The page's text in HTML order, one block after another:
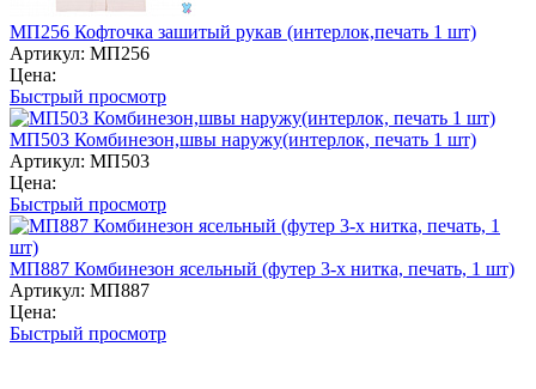
МП256 Кофточка зашитый рукав (интерлок,печать 1 шт)
Артикул: МП256
Цена:
Быстрый просмотр
МП503 Комбинезон,швы наружу(интерлок, печать 1 шт)
Артикул: МП503
Цена:
Быстрый просмотр
МП887 Комбинезон ясельный (футер 3-х нитка, печать, 1 шт)
Артикул: МП887
Цена:
Быстрый просмотр